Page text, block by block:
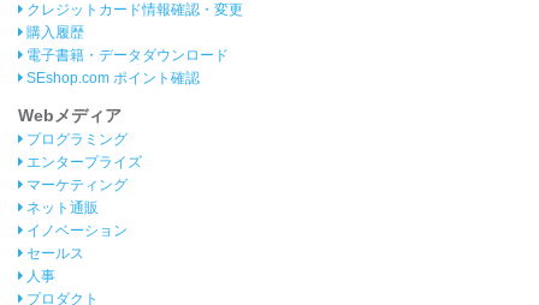
クレジットカード情報確認・変更
購入履歴
電子書籍・データダウンロード
SEshop.com ポイント確認
Webメディア
プログラミング
エンタープライズ
マーケティング
ネット通販
イノベーション
セールス
人事
プロダクト